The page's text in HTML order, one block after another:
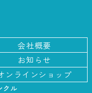
会社概要
お知らせ
ンラインショップ
クル